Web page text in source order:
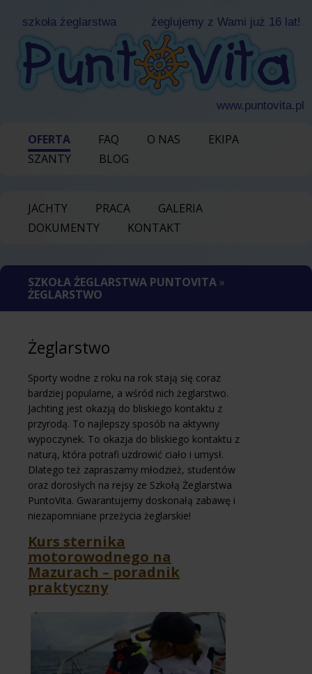
szkoła żeglarstwa żeglujemy z Wami już 16 lat!
www.puntovita.pl
OFERTA FAQ O NAS
EKIPA
SZANTY
BLOG
JACHTY PRACA
GALERIA
DOKUMENTY
KONTAKT
SZKOŁA ŻEGLARSTWA PUNTOVITA »
ŻEGLARSTWO
Żeglarstwo
Sporty wodne z roku na rok stają się coraz
bardziej popularne, a wśród nich żeglarstwo.
Jachting jest okazją do bliskiego kontaktu z
przyrodą. To najlepszy sposób na aktywny
wypoczynek. To okazja do bliskiego kontaktu z
naturą, która potrafi uzdrowić ciało i umysł.
Dlatego też zapraszamy młodzież, studentów
oraz dorosłych na rejsy ze Szkołą Żeglarstwa
PuntoVita. Gwarantujemy doskonałą zabawę i
niezapomniane przeżycia żeglarskie!
Kurs sternika
motorowodnego na
Mazurach – poradnik
praktyczny